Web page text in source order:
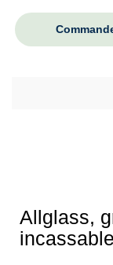
Allglass,